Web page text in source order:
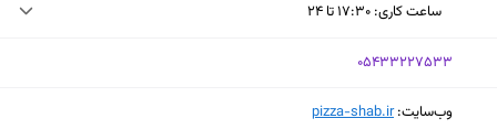
ساعت کاری: ۱۷:۳۰ تا ۲۴
شنبه (امروز)
‎05433227533
وب‌سایت:‎pizza-shab.ir